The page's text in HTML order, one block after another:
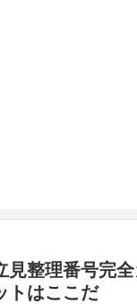
見整理番号完
トはここだ